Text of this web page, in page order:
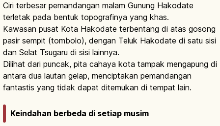
Ciri terbesar pemandangan malam Gunung Hakodate
terletak pada bentuk topografinya yang khas.
Kawasan pusat Kota Hakodate terbentang di atas gosong
pasir sempit (tombolo), dengan Teluk Hakodate di satu sisi
dan Selat Tsugaru di sisi lainnya.
Dilihat dari puncak, pita cahaya kota tampak mengapung di
antara dua lautan gelap, menciptakan pemandangan
fantastis yang tidak dapat ditemukan di tempat lain.
Keindahan berbeda di setiap musim